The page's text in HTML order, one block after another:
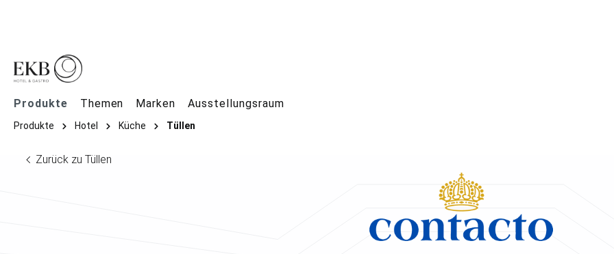
Produkte Themen Marken Ausstellungsraum
Produkte Hotel Küche Tüllen
Zurück zu Tüllen